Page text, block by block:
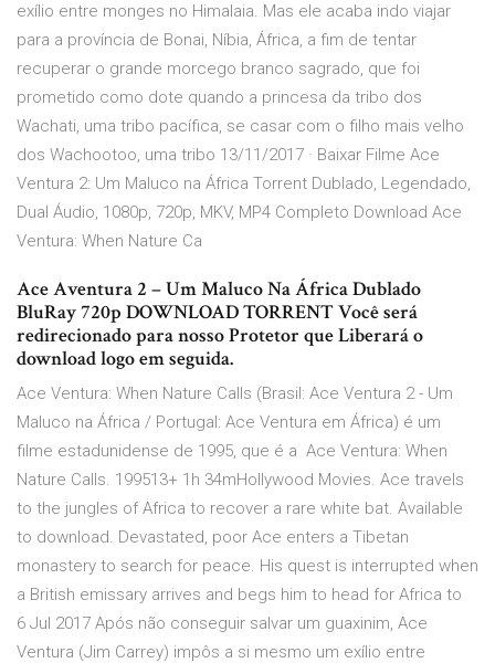
exílio entre monges no Himalaia. Mas ele acaba indo viajar
para a província de Bonai, Níbia, África, a fim de tentar
recuperar o grande morcego branco sagrado, que foi
prometido como dote quando a princesa da tribo dos
Wachati, uma tribo pacífica, se casar com o filho mais velho
dos Wachootoo, uma tribo 13/11/2017 · Baixar Filme Ace
Ventura 2: Um Maluco na África Torrent Dublado, Legendado,
Dual Áudio, 1080p, 720p, MKV, MP4 Completo Download Ace
Ventura: When Nature Ca
Ace Aventura 2 – Um Maluco Na África Dublado
BluRay 720p DOWNLOAD TORRENT Você será
redirecionado para nosso Protetor que Liberará o
download logo em seguida.
Ace Ventura: When Nature Calls (Brasil: Ace Ventura 2 - Um
Maluco na África / Portugal: Ace Ventura em África) é um
filme estadunidense de 1995, que é a Ace Ventura: When
Nature Calls. 199513+ 1h 34mHollywood Movies. Ace travels
to the jungles of Africa to recover a rare white bat. Available
to download. Devastated, poor Ace enters a Tibetan
monastery to search for peace. His quest is interrupted when
a British emissary arrives and begs him to head for Africa to
6 Jul 2017 Após não conseguir salvar um guaxinim, Ace
Ventura (Jim Carrey) impôs a si mesmo um exílio entre